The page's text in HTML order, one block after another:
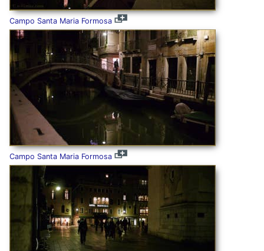
Campo Santa Maria Formosa
Campo Santa Maria Formosa